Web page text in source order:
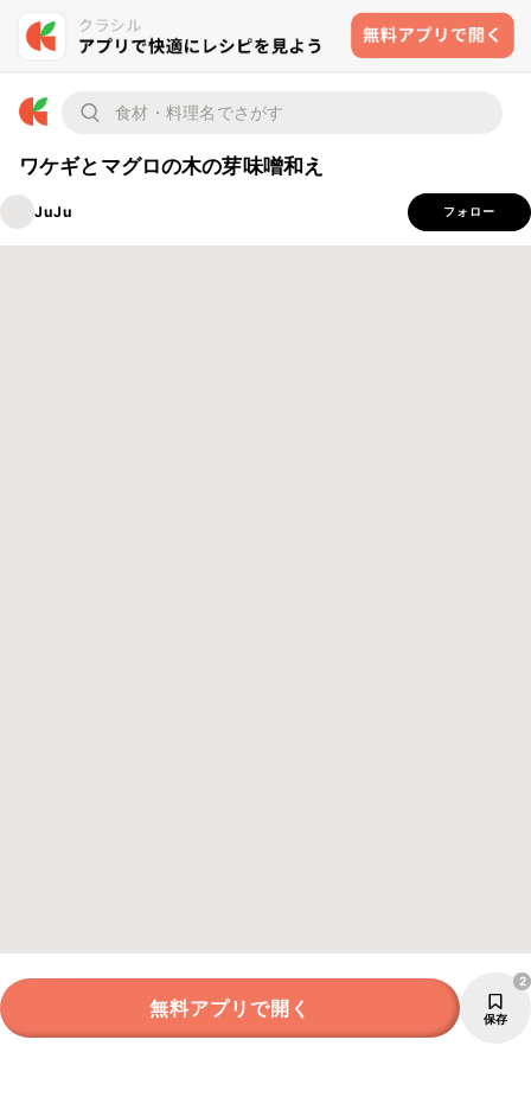
ワケギとマグロの木の芽味噌和え
JuJu フォロー
無料アプリで開く 保存
2